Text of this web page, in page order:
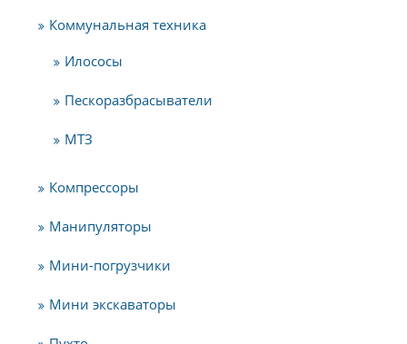
Коммунальная техника
Илососы
Пескоразбрасыватели
МТЗ
Компрессоры
Манипуляторы
Мини-погрузчики
Мини экскаваторы